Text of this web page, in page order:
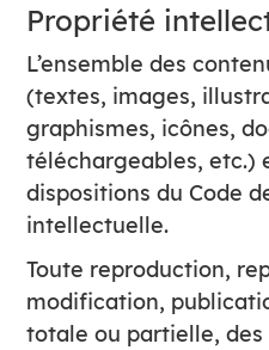
Propriété
L’ensemble des
(textes, images,
graphismes, icônes,
téléchargeables, etc.)
dispositions du Code
intellectuelle.
Toute reproduction,
modification,
totale ou partielle, des